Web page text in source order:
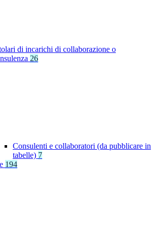
di incarichi di collaborazione o
26
Consulenti e collaboratori (da pubblicare in
tabelle) 7
194